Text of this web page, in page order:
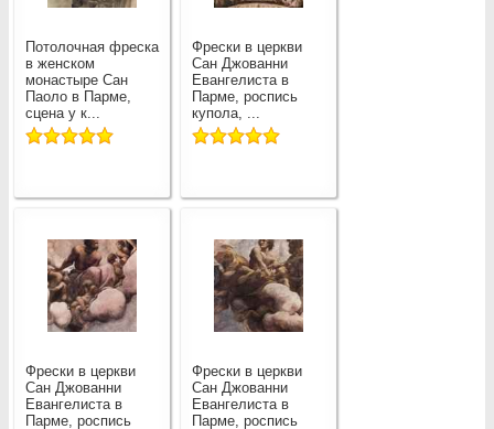
Потолочная фреска
в женском
монастыре Сан
Паоло в Парме,
сцена у к...
Фрески в церкви
Сан Джованни
Евангелиста в
Парме, роспись
купола, ...
Фрески в церкви
Сан Джованни
Евангелиста в
Парме, роспись
Фрески в церкви
Сан Джованни
Евангелиста в
Парме, роспись